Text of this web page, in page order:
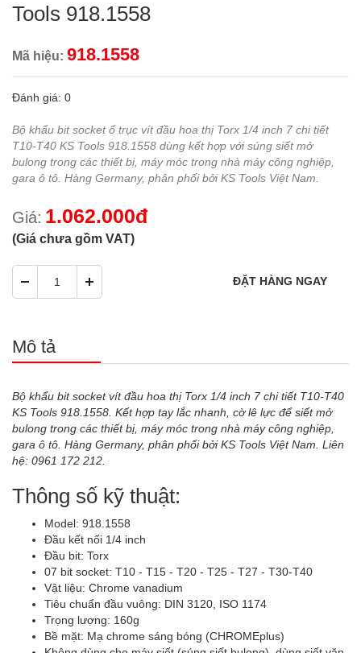
Tools 918.1558
Mã hiệu: 918.1558
Đánh giá: 0
Bộ khẩu bit socket ổ trục vít đầu hoa thị Torx 1/4 inch 7 chi tiết
T10-T40 KS Tools 918.1558 dùng kết hợp với súng siết mở
bulong trong các thiết bị, máy móc trong nhà máy công nghiệp,
gara ô tô. Hàng Germany, phân phối bởi KS Tools Việt Nam.
Giá: 1.062.000đ
(Giá chưa gồm VAT)
Mô tả
Bộ khẩu bit socket vít đầu hoa thị Torx 1/4 inch 7 chi tiết T10-T40
KS Tools 918.1558. Kết hợp tay lắc nhanh, cờ lê lực để siết mở
bulong trong các thiết bị, máy móc trong nhà máy công nghiệp,
gara ô tô. Hàng Germany, phân phối bởi KS Tools Việt Nam. Liên
hệ: 0961 172 212.
Thông số kỹ thuật:
Model: 918.1558
Đầu kết nối 1/4 inch
Đầu bit: Torx
07 bit socket: T10 - T15 - T20 - T25 - T27 - T30-T40
Vật liệu: Chrome vanadium
Tiêu chuẩn đầu vuông: DIN 3120, ISO 1174
Trọng lượng: 160g
Bề mặt: Mạ chrome sáng bóng (CHROMEplus)